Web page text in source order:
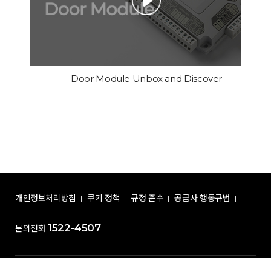
Door Module Unbox and Discover
개인정보처리방침 쿠키 정책 규정 준수 공급사 행동규범
문의전화 1522-4507